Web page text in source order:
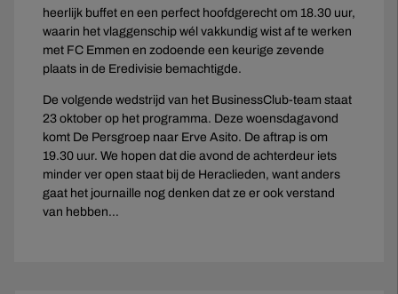
heerlijk buffet en een perfect hoofdgerecht om 18.30 uur,
waarin het vlaggenschip wél vakkundig wist af te werken
met FC Emmen en zodoende een keurige zevende
plaats in de Eredivisie bemachtigde.
De volgende wedstrijd van het BusinessClub-team staat
23 oktober op het programma. Deze woensdagavond
komt De Persgroep naar Erve Asito. De aftrap is om
19.30 uur. We hopen dat die avond de achterdeur iets
minder ver open staat bij de Heraclieden, want anders
gaat het journaille nog denken dat ze er ook verstand
van hebben…